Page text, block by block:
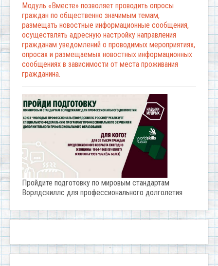
Модуль «Вместе» позволяет проводить опросы
граждан по общественно значимым темам,
размещать новостные информационные сообщения,
осуществлять адресную настройку направления
гражданам уведомлений о проводимых мероприятиях,
опросах и размещаемых новостных информационных
сообщениях в зависимости от места проживания
гражданина.
Пройдите подготовку по мировым стандартам
Ворлдскиллс для профессионального долголетия